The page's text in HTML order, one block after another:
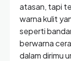
atasan, tapi
warna kulit
seperti
berwarna
dalam dirimu